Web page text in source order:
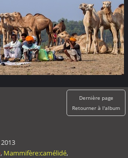
Dernière page
Retourner à l'album
, Mammifère:camélidé,